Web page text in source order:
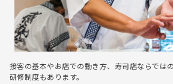
接客の基本やお店での動き方、寿司店ならでは
研修制度もあります。